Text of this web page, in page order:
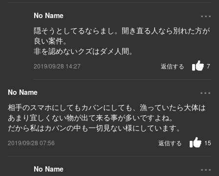
No Name ...
隠そうとしてるならまし。開き直る人なら別れた方が
良い案件。
非を認めないクズはダメ人間。
2019/09/28 14:27 7
返信する
No Name ...
相手のスマホにしてもカバンにしても、漁っていたら大体は
あまり宜しくない物が出て来る事が多いですよね。
だから私はカバンの中も一切見ない様にしています。
2019/09/28 07:56 15
返信する
No Name ...